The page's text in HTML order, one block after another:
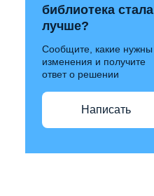
библиотека стала
лучше?
Сообщите, какие нужны
изменения и получите
ответ о решении
Написать